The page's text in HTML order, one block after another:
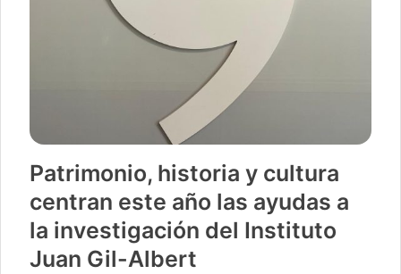
Patrimonio, historia y cultura
centran este año las ayudas a
la investigación del Instituto
Juan Gil-Albert